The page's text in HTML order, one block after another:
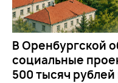
В Оренбургской
социальные
500 тысяч